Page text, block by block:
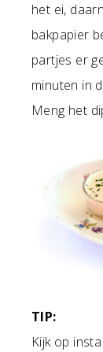
het ei,
bakpapier
partjes er
minuten in
Meng het
TIP:
Kijk op